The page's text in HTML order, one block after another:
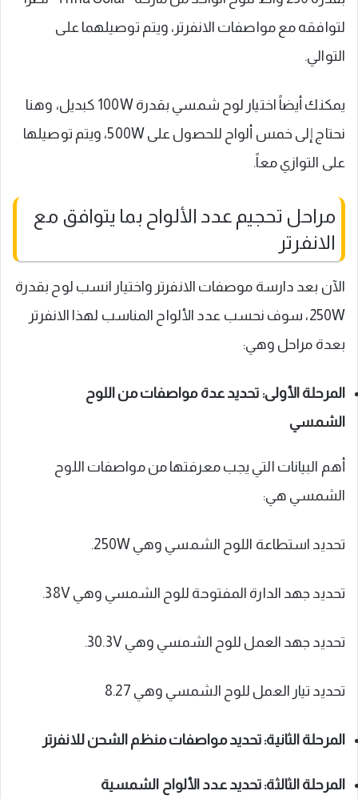
لتوافقه مع مواصفات الانفرتر، ويتم توصيلهما على
التوالي.
يمكنك أيضاً اختيار لوح شمسي بقدرة 100W كبديل، وهنا
نحتاج إلى خمس ألواح للحصول على 500W، ويتم توصيلها
على التوازي معاً.
مراحل تحجيم عدد الألواح بما يتوافق مع
الانفرتر
الآن بعد دارسة موصفات الانفرتر واختيار انسب لوح بقدرة
250W، سوف نحسب عدد الألواح المناسب لهذا الانفرتر
بعدة مراحل وهي:
المرحلة الأولى: تحديد عدة مواصفات من اللوح
الشمسي
أهم البيانات التي يجب معرفتها من مواصفات اللوح
الشمسي هي:
تحديد استطاعة اللوح الشمسي وهي 250W.
تحديد جهد الدارة المفتوحة للوح الشمسي وهي 38V.
تحديد جهد العمل للوح الشمسي وهي 30.3V.
تحديد تيار العمل للوح الشمسي وهي 8.27
المرحلة الثانية: تحديد مواصفات منظم الشحن للانفرتر
المرحلة الثالثة: تحديد عدد الألواح الشمسية